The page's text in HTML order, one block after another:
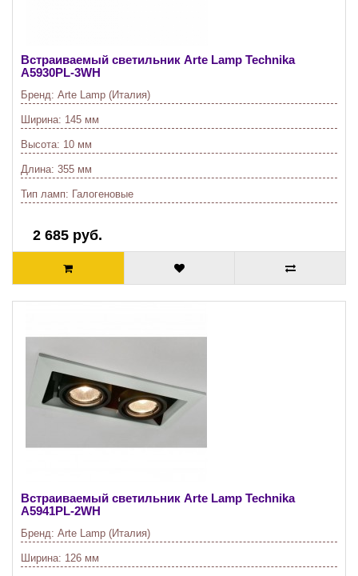
Встраиваемый светильник Arte Lamp Technika
A5930PL-3WH
Бренд: Arte Lamp (Италия)
Ширина: 145 мм
Высота: 10 мм
Длина: 355 мм
Тип ламп: Галогеновые
2 685 руб.
Встраиваемый светильник Arte Lamp Technika
A5941PL-2WH
Бренд: Arte Lamp (Италия)
Ширина: 126 мм